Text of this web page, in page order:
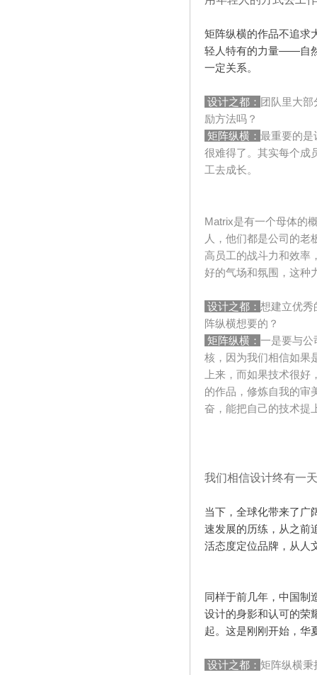
矩阵纵横的作品不追求
轻人特有的力量——自
一定关系。
设计之都： 团队里大
励方法吗？
矩阵纵横： 最重要的是
很难得了。其实每个成
工去成长。
Matrix是有一个母体的
人，他们都是公司的老
高员工的战斗力和效率
好的气场和氛围，这种
设计之都： 想建立优秀
阵纵横想要的？
矩阵纵横： 一是要与公
核，因为我们相信如果
上来，而如果技术很
的作品，修炼自我的审
奋，能把自己的技术提
我们相信设计终有一
当下，全球化带来了广
速发展的历练，从之前
活态度定位品牌，从人
同样于前几年，中国制
设计的身影和认可的荣
起。这是刚刚开始，华
设计之都： 矩阵纵横秉